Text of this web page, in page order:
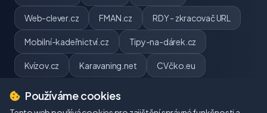
Web-clever.cz FMAN.cz RDY - zkracovač URL
Mobilní-kadeřnictví.cz Tipy-na-dárek.cz
Kvízov.cz Karavaning.net CVčko.eu
Používáme cookies